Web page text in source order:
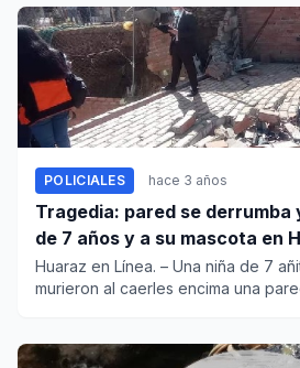
POLICIALES hace 3 años
Tragedia: pared se derrumba
de 7 años y a su mascota en
Huaraz en Línea. – Una niña de 7
murieron al caerles encima una